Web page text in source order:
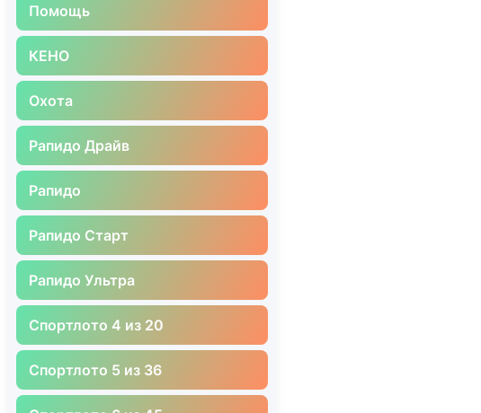
Помощь
КЕНО
Охота
Рапидо Драйв
Рапидо
Рапидо Старт
Рапидо Ультра
Спортлото 4 из 20
Спортлото 5 из 36